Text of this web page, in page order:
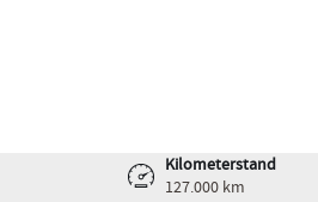
Kilometerstand
127.000 km